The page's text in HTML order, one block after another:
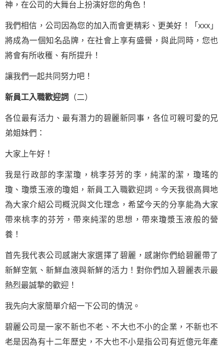
神，在公司的大舞台上扮演好您的角色！
我們相信，公司因為您的加入而會更精彩、更美好！「xxx」
將成為一個知名品牌，在社會上享有盛譽，與此同時，您也
將會有所收穫、有所提升！
讓我們一起共同努力吧！
新員工入職歡迎詞 （二）
各位最有活力、最有潛力的碧麗新同事，各位可親可愛的兄
弟姐妹們：
大家上午好！
我是行政部的李潔瓊，桃李芬芳的李，純潔的潔，瓊瑤的
瓊、瓊漿玉液的瓊姐，新員工入職歡迎詞。今天我很高興地
為大家介紹公司概況與文化理念，希望今天的分享能為大家
帶來桃李的芬芳，帶來純潔的思想，帶來瓊漿玉液般的營
養！
首先我代表公司感謝大家選擇了碧麗，感謝你們給碧麗帶了
新鮮空氣、新鮮血液與新鮮的活力！對你們加入碧麗表示最
熱烈最誠摯的歡迎！
我先向大家簡單介紹一下公司的情況。
碧麗公司是一家不新也不老、不大也不小的企業，不新也不
老是因為有十二年歷史，不大也不小是指公司有近億元年產